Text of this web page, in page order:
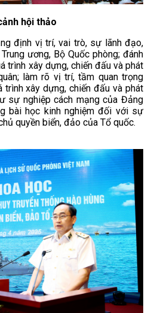
hội thảo
định vị trí, vai trò, sự lãnh đạo,
ương, Bộ Quốc phòng; đánh
trình xây dựng, chiến đấu và phát
làm rõ vị trí, tầm quan trọng
trình xây dựng, chiến đấu và phát
sự nghiệp cách mạng của Đảng
bài học kinh nghiệm đối với sự
quyền biển, đảo của Tổ quốc.